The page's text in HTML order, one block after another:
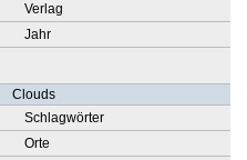
Verlag
Jahr
Clouds
Schlagwörter
Orte